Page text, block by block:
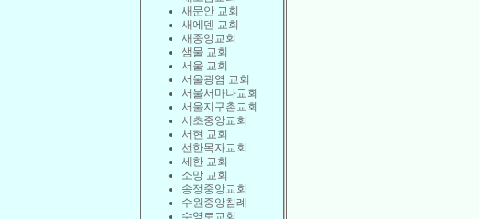
새문안 교회
새에덴 교회
새중앙교회
샘물 교회
서울 교회
서울광염 교회
서울서마나교회
서울지구촌교회
서초중앙교회
서현 교회
선한목자교회
세한 교회
소망 교회
송정중앙교회
수원중앙침례
수영로교회